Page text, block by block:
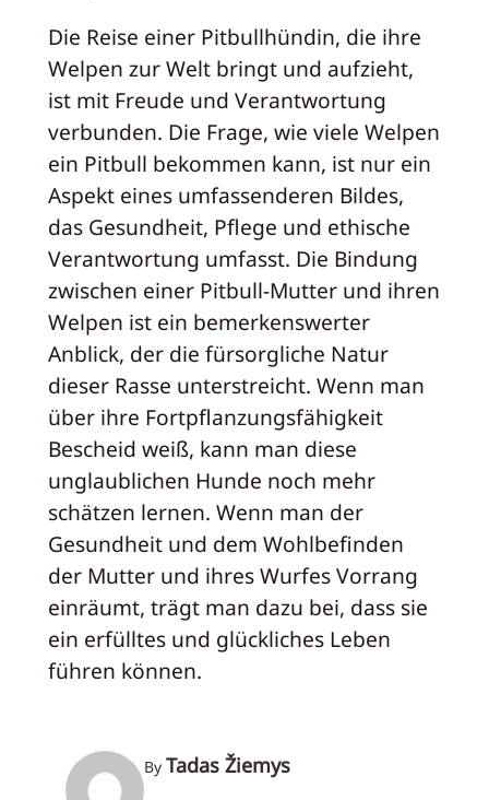
Die Reise einer Pitbullhündin, die ihre
Welpen zur Welt bringt und aufzieht,
ist mit Freude und Verantwortung
verbunden. Die Frage, wie viele Welpen
ein Pitbull bekommen kann, ist nur ein
Aspekt eines umfassenderen Bildes,
das Gesundheit, Pflege und ethische
Verantwortung umfasst. Die Bindung
zwischen einer Pitbull-Mutter und ihren
Welpen ist ein bemerkenswerter
Anblick, der die fürsorgliche Natur
dieser Rasse unterstreicht. Wenn man
über ihre Fortpflanzungsfähigkeit
Bescheid weiß, kann man diese
unglaublichen Hunde noch mehr
schätzen lernen. Wenn man der
Gesundheit und dem Wohlbefinden
der Mutter und ihres Wurfes Vorrang
einräumt, trägt man dazu bei, dass sie
ein erfülltes und glückliches Leben
führen können.
By Tadas Žiemys